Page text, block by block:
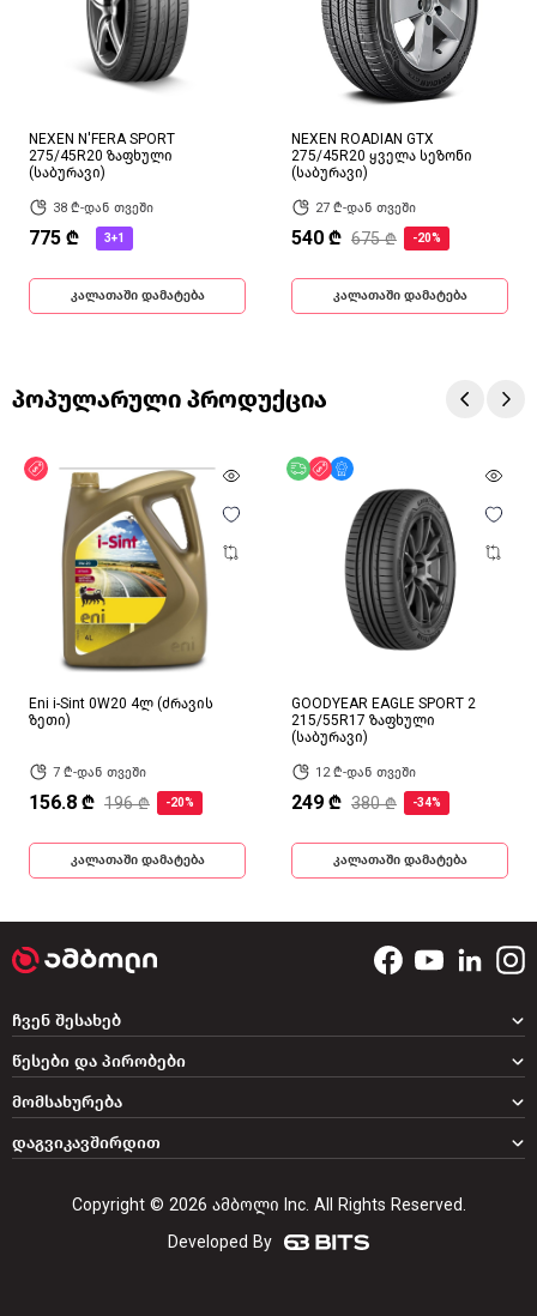
NEXEN N'FERA SPORT
275/45R20 ზაფხული
(საბურავი)
38 ₾-დან თვეში
775 ₾ 3+1
კალათაში დამატება
NEXEN ROADIAN GTX
275/45R20 ყველა სეზონი
(საბურავი)
27 ₾-დან თვეში
540 ₾ 675 ₾ -20%
კალათაში დამატება
პოპულარული პროდუქცია
ფასდაკლება
Eni i-Sint 0W20 4ლ (ძრავის
ზეთი)
7 ₾-დან თვეში
156.8 ₾ 196 ₾ -20%
კალათაში დამატება
უფასო მიწოდება
ფასდაკლება
GOODYEAR EAGLE SPORT 2
215/55R17 ზაფხული
(საბურავი)
12 ₾-დან თვეში
249 ₾ 380 ₾ -34%
კალათაში დამატება
დაგვიკავშირდით
ჩვენ შესახებ
წესები და პირობები
მომსახურება
Copyright © 2026 ამბოლი Inc. All Rights Reserved.
Developed By